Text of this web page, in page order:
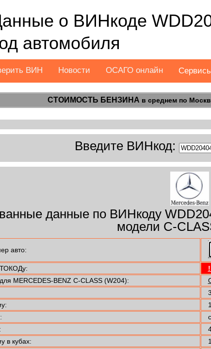
о ВИНкоде
автомобиля
ВИН Новости ОСАГО онлайн
СТОИМОСТЬ БЕНЗИНА в среднем по
Введите ВИНкод:
данные по ВИНкоду
модели C-
авто:
MERCEDES-BENZ C-CLASS (W204):
в кубах: